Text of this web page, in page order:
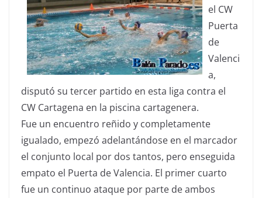
el CW
Puerta
de
Valenci
a,
disputó su tercer partido en esta liga contra el
CW Cartagena en la piscina cartagenera.
Fue un encuentro reñido y completamente
igualado, empezó adelantándose en el marcador
el conjunto local por dos tantos, pero enseguida
empato el Puerta de Valencia. El primer cuarto
fue un continuo ataque por parte de ambos